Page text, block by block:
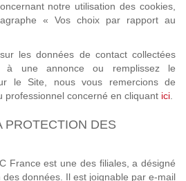
notre utilisation des cookies,
« Vos choix par rapport au
les données de contact collectées
à une annonce ou remplissez le
le Site, nous vous remercions de
professionnel concerné en cliquant ici
PROTECTION DES
France est une des filiales, a désigné
données. Il est joignable par e-mail